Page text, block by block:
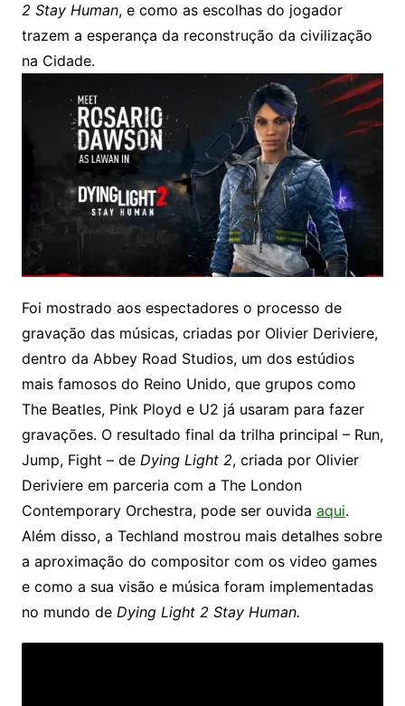
2 Stay Human, e como as escolhas do jogador
trazem a esperança da reconstrução da civilização
na Cidade.
Foi mostrado aos espectadores o processo de
gravação das músicas, criadas por Olivier Deriviere,
dentro da Abbey Road Studios, um dos estúdios
mais famosos do Reino Unido, que grupos como
The Beatles, Pink Ployd e U2 já usaram para fazer
gravações. O resultado final da trilha principal – Run,
Jump, Fight – de Dying Light 2, criada por Olivier
Deriviere em parceria com a The London
Contemporary Orchestra, pode ser ouvida aqui.
Além disso, a Techland mostrou mais detalhes sobre
a aproximação do compositor com os video games
e como a sua visão e música foram implementadas
no mundo de Dying Light 2 Stay Human.